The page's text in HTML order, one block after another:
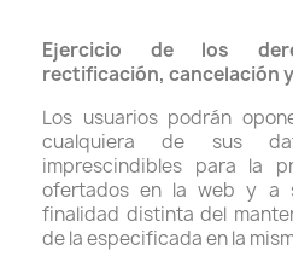
Ejercicio de los
rectificación, cancelación
Los usuarios podrán
cualquiera de sus
imprescindibles para la
ofertados en la web y a
finalidad distinta del
de la especificada en la